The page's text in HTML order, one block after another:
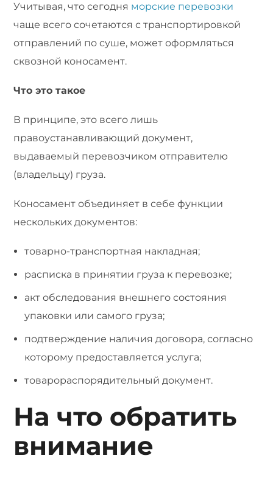
Учитывая, что сегодня морские перевозки
чаще всего сочетаются с транспортировкой
отправлений по суше, может оформляться
сквозной коносамент.
Что это такое
В принципе, это всего лишь
правоустанавливающий документ,
выдаваемый перевозчиком отправителю
(владельцу) груза.
Коносамент объединяет в себе функции
нескольких документов:
товарно-транспортная накладная;
расписка в принятии груза к перевозке;
акт обследования внешнего состояния
упаковки или самого груза;
подтверждение наличия договора, согласно
которому предоставляется услуга;
товарораспорядительный документ.
На что обратить
внимание